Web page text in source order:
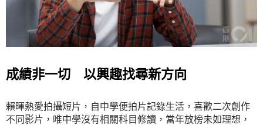
成績非一切 以興趣找尋新方向
賴暉熱愛拍攝短片，自中學便拍片記錄生活，喜歡二次創作
不同影片，唯中學沒有相關科目修讀，當年放榜未如理想，